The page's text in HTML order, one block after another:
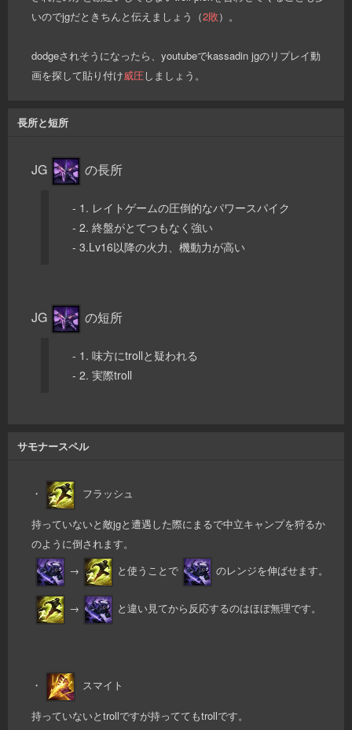
いのでjgだときちんと伝えましょう（2敗）。
dodgeされそうになったら、youtubeでkassadin jgのリプレイ動
画を探して貼り付け威圧しましょう。
長所と短所
JG の長所
- 1. レイトゲームの圧倒的なパワースパイク
- 2. 終盤がとてつもなく強い
- 3.Lv16以降の火力、機動力が高い
JG の短所
- 1. 味方にtrollと疑われる
- 2. 実際troll
サモナースペル
・ フラッシュ
持っていないと敵jgと遭遇した際にまるで中立キャンプを狩るか
のように倒されます。
→
と使うことで のレンジを伸ばせます。
→ と違い見てから反応するのはほぼ無理です。
・ スマイト
持っていないとtrollですが持っててもtrollです。